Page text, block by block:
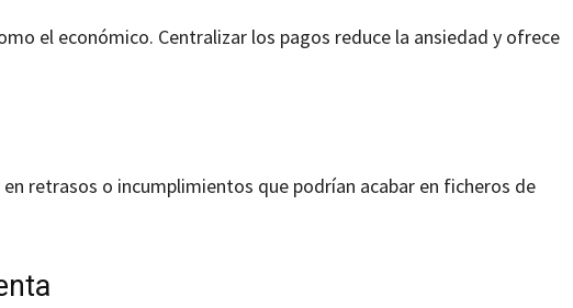
el económico. Centralizar los pagos reduce la ansiedad y ofrece
retrasos o incumplimientos que podrían acabar en ficheros de